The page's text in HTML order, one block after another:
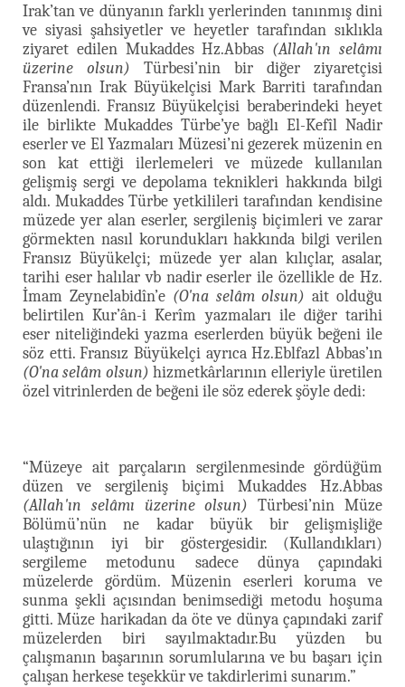
Irak’tan ve dünyanın farklı yerlerinden tanınmış dini
ve siyasi şahsiyetler ve heyetler tarafından sıklıkla
ziyaret edilen Mukaddes Hz.Abbas (Allah'ın selâmı
üzerine olsun) Türbesi’nin bir diğer ziyaretçisi
Fransa’nın Irak Büyükelçisi Mark Barriti tarafından
düzenlendi. Fransız Büyükelçisi beraberindeki heyet
ile birlikte Mukaddes Türbe’ye bağlı El-Kefîl Nadir
eserler ve El Yazmaları Müzesi’ni gezerek müzenin en
son kat ettiği ilerlemeleri ve müzede kullanılan
gelişmiş sergi ve depolama teknikleri hakkında bilgi
aldı. Mukaddes Türbe yetkilileri tarafından kendisine
müzede yer alan eserler, sergileniş biçimleri ve zarar
görmekten nasıl korundukları hakkında bilgi verilen
Fransız Büyükelçi; müzede yer alan kılıçlar, asalar,
tarihi eser halılar vb nadir eserler ile özellikle de Hz.
İmam Zeynelabidîn’e (O'na selâm olsun) ait olduğu
belirtilen Kur’ân-i Kerîm yazmaları ile diğer tarihi
eser niteliğindeki yazma eserlerden büyük beğeni ile
söz etti. Fransız Büyükelçi ayrıca Hz.Eblfazl Abbas’ın
(O'na selâm olsun) hizmetkârlarının elleriyle üretilen
özel vitrinlerden de beğeni ile söz ederek şöyle dedi:
“Müzeye ait parçaların sergilenmesinde gördüğüm
düzen ve sergileniş biçimi Mukaddes Hz.Abbas
(Allah'ın selâmı üzerine olsun) Türbesi’nin Müze
Bölümü’nün ne kadar büyük bir gelişmişliğe
ulaştığının iyi bir göstergesidir. (Kullandıkları)
sergileme metodunu sadece dünya çapındaki
müzelerde gördüm. Müzenin eserleri koruma ve
sunma şekli açısından benimsediği metodu hoşuma
gitti. Müze harikadan da öte ve dünya çapındaki zarif
müzelerden biri sayılmaktadır.Bu yüzden bu
çalışmanın başarının sorumlularına ve bu başarı için
çalışan herkese teşekkür ve takdirlerimi sunarım.”